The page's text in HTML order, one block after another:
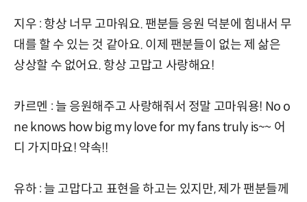
지우 : 항상 너무 고마워요. 팬분들 응원 덕분에 힘내서 무
대를 할 수 있는 것 같아요. 이제 팬분들이 없는 제 삶은
상상할 수 없어요. 항상 고맙고 사랑해요!
카르멘 : 늘 응원해주고 사랑해줘서 정말 고마워용! No o
ne knows how big my love for my fans truly is~~ 어
디 가지마요! 약속!!
유하 : 늘 고맙다고 표현을 하고는 있지만, 제가 팬분들께